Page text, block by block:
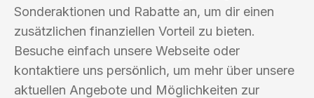
Sonderaktionen und Rabatte an, um dir einen
zusätzlichen finanziellen Vorteil zu bieten.
Besuche einfach unsere Webseite oder
kontaktiere uns persönlich, um mehr über unsere
aktuellen Angebote und Möglichkeiten zur